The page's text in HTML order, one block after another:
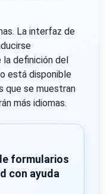
La interfaz de
definición del
está disponible
que se muestran
más idiomas.
formularios
con ayuda